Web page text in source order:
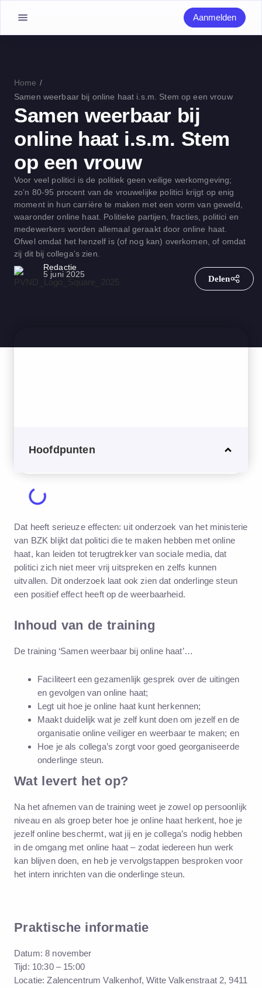
Aanmelden
Home /
Samen weerbaar bij online haat i.s.m. Stem op een vrouw
Samen weerbaar bij
online haat i.s.m. Stem
op een vrouw
Voor veel politici is de politiek geen veilige werkomgeving;
zo’n 80-95 procent van de vrouwelijke politici krijgt op enig
moment in hun carrière te maken met een vorm van geweld,
waaronder online haat. Politieke partijen, fracties, politici en
medewerkers worden allemaal geraakt door online haat.
Ofwel omdat het henzelf is (of nog kan) overkomen, of omdat
zij dit bij collega’s zien.
Redactie
5 juni 2025
Hoofdpunten
Dat heeft serieuze effecten: uit onderzoek van het ministerie
van BZK blijkt dat politici die te maken hebben met online
haat, kan leiden tot terugtrekker van sociale media, dat
politici zich niet meer vrij uitspreken en zelfs kunnen
uitvallen. Dit onderzoek laat ook zien dat onderlinge steun
een positief effect heeft op de weerbaarheid.
Inhoud van de training
De training ‘Samen weerbaar bij online haat’…
Faciliteert een gezamenlijk gesprek over de uitingen
en gevolgen van online haat;
Legt uit hoe je online haat kunt herkennen;
Maakt duidelijk wat je zelf kunt doen om jezelf en de
organisatie online veiliger en weerbaar te maken; en
Hoe je als collega’s zorgt voor goed georganiseerde
onderlinge steun.
Wat levert het op?
Na het afnemen van de training weet je zowel op persoonlijk
niveau en als groep beter hoe je online haat herkent, hoe je
jezelf online beschermt, wat jij en je collega’s nodig hebben
in de omgang met online haat – zodat iedereen hun werk
kan blijven doen, en heb je vervolgstappen besproken voor
het intern inrichten van die onderlinge steun.
Praktische informatie
Datum: 8 november
Tijd: 10:30 – 15:00
Locatie:Zalencentrum Valkenhof, Witte Valkenstraat 2, 9411